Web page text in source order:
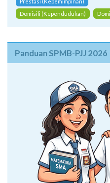
Domisili (Kependudukan)
Panduan SPMB-PJJ 2026